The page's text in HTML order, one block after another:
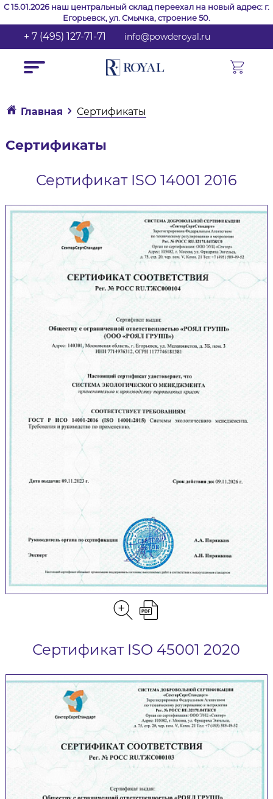
С 15.01.2026 наш центральный склад переехал на новый адрес: г.
Егорьевск, ул. Смычка, строение 50.
+ 7 (495) 127-71-71 info@powderoyal.ru
Главная Сертификаты
Сертификаты
Сертификат ISO 14001 2016
Сертификат ISO 45001 2020